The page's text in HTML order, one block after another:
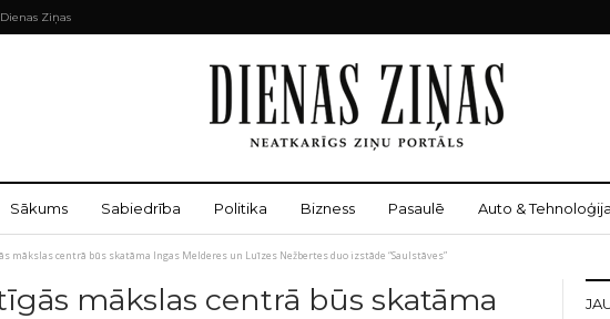
Ziņas
Sākums Sabiedrība Politika Bizness Pasaulē Auto &
mākslas centrā būs skatāma Ingas Melderes un Luīzes Nežbertes duo izstāde “Saulstāves”
mākslas centrā būs skatāma